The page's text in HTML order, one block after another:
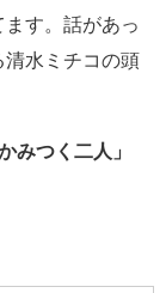
す。話があっ
清水ミチコの頭
みつく二人」